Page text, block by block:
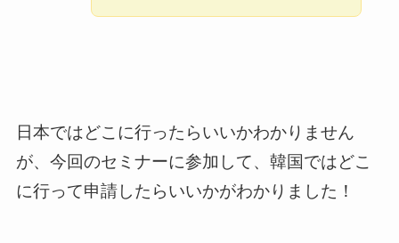
日本ではどこに行ったらいいかわかりません
が、今回のセミナーに参加して、韓国ではどこ
に行って申請したらいいかがわかりました！